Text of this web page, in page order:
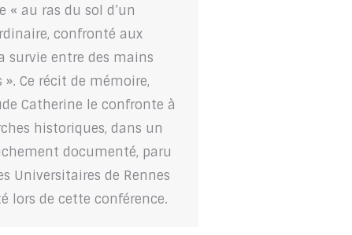
« au ras du sol d’un
confronté aux
survie entre des mains
». Ce récit de mémoire,
Catherine le confronte à
historiques, dans un
documenté, paru
Universitaires de Rennes
lors de cette conférence.